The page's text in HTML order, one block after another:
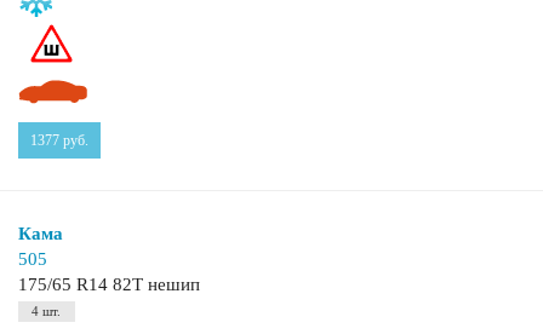
1377 руб.
Кама
505
175/65 R14 82T нешип
4 шт.